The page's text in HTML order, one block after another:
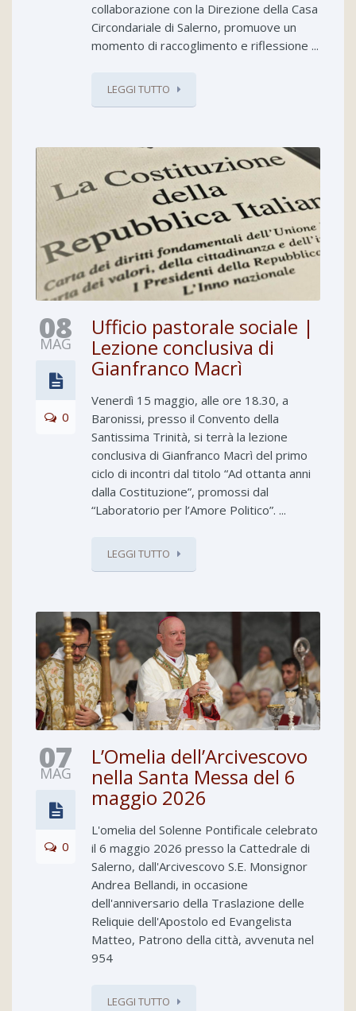
collaborazione con la Direzione della Casa
Circondariale di Salerno, promuove un
momento di raccoglimento e riflessione ...
LEGGI TUTTO
08
MAG
0
Ufficio pastorale sociale |
Lezione conclusiva di
Gianfranco Macrì
Venerdì 15 maggio, alle ore 18.30, a
Baronissi, presso il Convento della
Santissima Trinità, si terrà la lezione
conclusiva di Gianfranco Macrì del primo
ciclo di incontri dal titolo “Ad ottanta anni
dalla Costituzione”, promossi dal
“Laboratorio per l’Amore Politico”. ...
LEGGI TUTTO
07
MAG
0
L’Omelia dell’Arcivescovo
nella Santa Messa del 6
maggio 2026
L'omelia del Solenne Pontificale celebrato
il 6 maggio 2026 presso la Cattedrale di
Salerno, dall'Arcivescovo S.E. Monsignor
Andrea Bellandi, in occasione
dell'anniversario della Traslazione delle
Reliquie dell'Apostolo ed Evangelista
Matteo, Patrono della città, avvenuta nel
954
LEGGI TUTTO